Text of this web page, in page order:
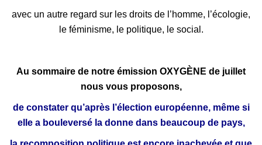
avec un autre regard sur les droits de l’homme, l’écologie,
le féminisme, le politique, le social.
Au sommaire de notre émission OXYGÈNE de juillet
nous vous proposons,
de constater qu’après l’élection européenne, même si
elle a bouleversé la donne dans beaucoup de pays,